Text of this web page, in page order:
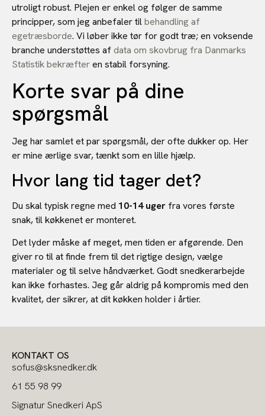
utroligt robust. Plejen er enkel og følger de samme
principper, som jeg anbefaler tilbehandling af
egetræsborde. Vi løber ikke tør for godt træ; en voksende
branche understøttes afdata om skovbrug fra Danmarks
Statistik bekræfteren stabil forsyning.
Korte svar på dine
spørgsmål
Jeg har samlet et par spørgsmål, der ofte dukker op. Her
er mine ærlige svar, tænkt som en lille hjælp.
Hvor lang tid tager det?
Du skal typisk regne med 10-14 uger fra vores første
snak, til køkkenet er monteret.
Det lyder måske af meget, men tiden er afgørende. Den
giver ro til at finde frem til det rigtige design, vælge
materialer og til selve håndværket. Godt snedkerarbejde
kan ikke forhastes. Jeg går aldrig på kompromis med den
kvalitet, der sikrer, at dit køkken holder i årtier.
KONTAKT OS
sofus@sksnedker.dk
61 55 98 99
Signatur Snedkeri ApS